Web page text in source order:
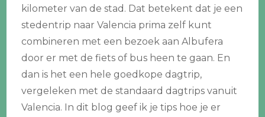
kilometer van de stad. Dat betekent dat je een
stedentrip naar Valencia prima zelf kunt
combineren met een bezoek aan Albufera
door er met de fiets of bus heen te gaan. En
dan is het een hele goedkope dagtrip,
vergeleken met de standaard dagtrips vanuit
Valencia. In dit blog geef ik je tips hoe je er